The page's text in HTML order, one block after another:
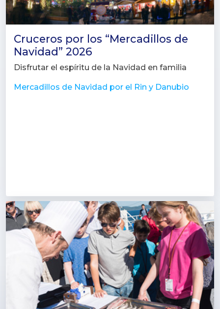
Cruceros por los “Mercadillos de
Navidad” 2026
Disfrutar el espíritu de la Navidad en familia
Mercadillos de Navidad por el Rin y Danubio